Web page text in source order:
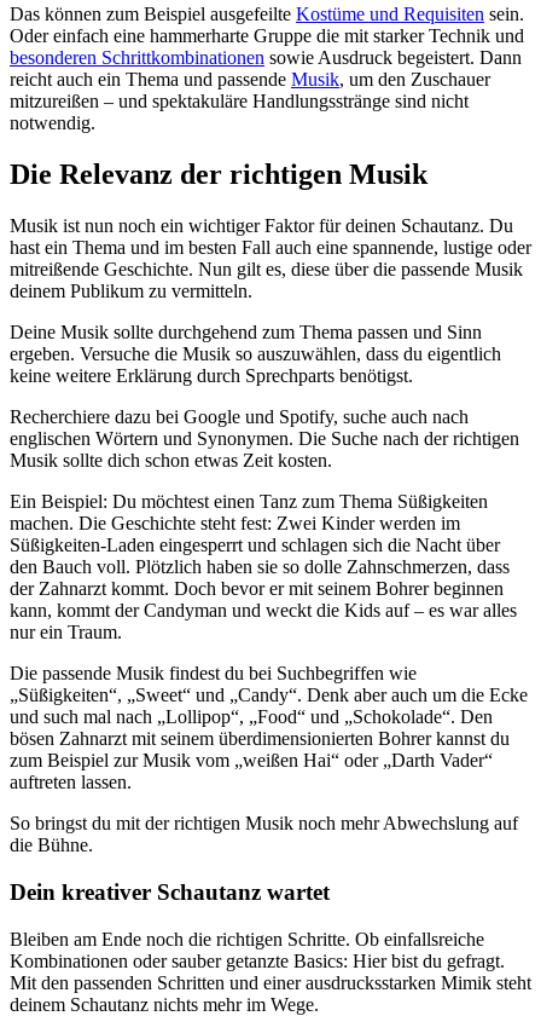
Das können zum Beispiel ausgefeilte Kostüme und Requisiten sein.
Oder einfach eine hammerharte Gruppe die mit starker Technik und
besonderen Schrittkombinationen sowie Ausdruck begeistert. Dann
reicht auch ein Thema und passende Musik, um den Zuschauer
mitzureißen – und spektakuläre Handlungsstränge sind nicht
notwendig.
Die Relevanz der richtigen Musik
Musik ist nun noch ein wichtiger Faktor für deinen Schautanz. Du
hast ein Thema und im besten Fall auch eine spannende, lustige oder
mitreißende Geschichte. Nun gilt es, diese über die passende Musik
deinem Publikum zu vermitteln.
Deine Musik sollte durchgehend zum Thema passen und Sinn
ergeben. Versuche die Musik so auszuwählen, dass du eigentlich
keine weitere Erklärung durch Sprechparts benötigst.
Recherchiere dazu bei Google und Spotify, suche auch nach
englischen Wörtern und Synonymen. Die Suche nach der richtigen
Musik sollte dich schon etwas Zeit kosten.
Ein Beispiel: Du möchtest einen Tanz zum Thema Süßigkeiten
machen. Die Geschichte steht fest: Zwei Kinder werden im
Süßigkeiten-Laden eingesperrt und schlagen sich die Nacht über
den Bauch voll. Plötzlich haben sie so dolle Zahnschmerzen, dass
der Zahnarzt kommt. Doch bevor er mit seinem Bohrer beginnen
kann, kommt der Candyman und weckt die Kids auf – es war alles
nur ein Traum.
Die passende Musik findest du bei Suchbegriffen wie
„Süßigkeiten“, „Sweet“ und „Candy“. Denk aber auch um die Ecke
und such mal nach „Lollipop“, „Food“ und „Schokolade“. Den
bösen Zahnarzt mit seinem überdimensionierten Bohrer kannst du
zum Beispiel zur Musik vom „weißen Hai“ oder „Darth Vader“
auftreten lassen.
So bringst du mit der richtigen Musik noch mehr Abwechslung auf
die Bühne.
Dein kreativer Schautanz wartet
Bleiben am Ende noch die richtigen Schritte. Ob einfallsreiche
Kombinationen oder sauber getanzte Basics: Hier bist du gefragt.
Mit den passenden Schritten und einer ausdrucksstarken Mimik steht
deinem Schautanz nichts mehr im Wege.